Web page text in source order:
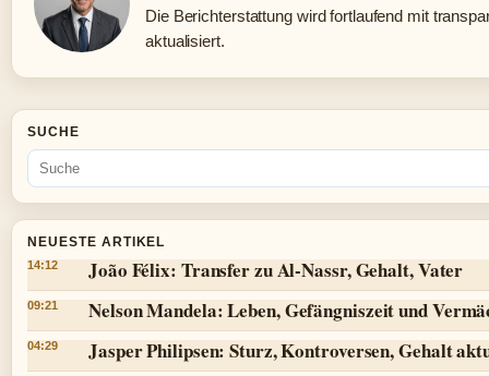
Die Berichterstattung wird fortlaufend mit
aktualisiert.
SUCHE
NEUESTE ARTIKEL
14:12 João Félix: Transfer zu Al-Nassr, Gehalt, Vater
09:21 Nelson Mandela: Leben, Gefängniszeit und
04:29 Jasper Philipsen: Sturz, Kontroversen, Gehalt